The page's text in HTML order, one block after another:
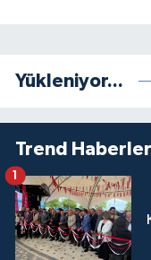
Yükleniyor...
Trend Haberler
1